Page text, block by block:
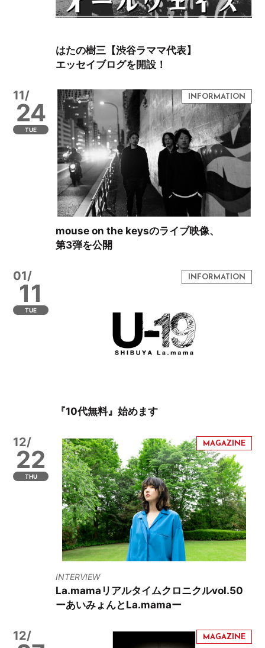
はたの樹三【渋谷ラママ代表】
エッセイブログを開設！
11/
24
TUE
mouse on the keysのライブ映像、
第3弾を公開
01/
11
TUE
『10代無料』始めます
12/
22
THU
INTERVIEW
La.mamaリアルタイムクロニクルvol.50
ーあいみょんとLa.mamaー
12/